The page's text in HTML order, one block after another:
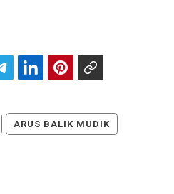
ARUS BALIK MUDIK